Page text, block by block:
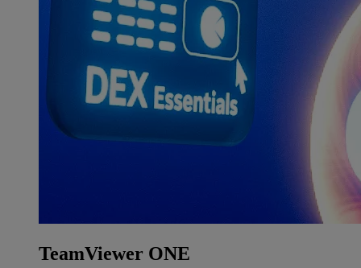
TeamViewer ONE